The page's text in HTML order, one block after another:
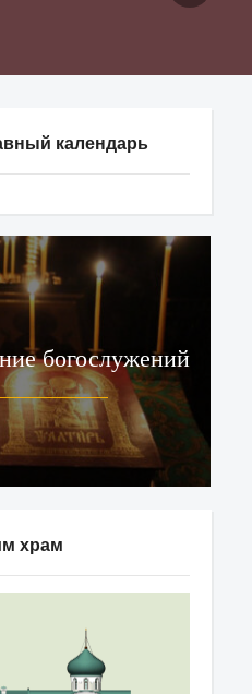
календарь
богослужений
храм